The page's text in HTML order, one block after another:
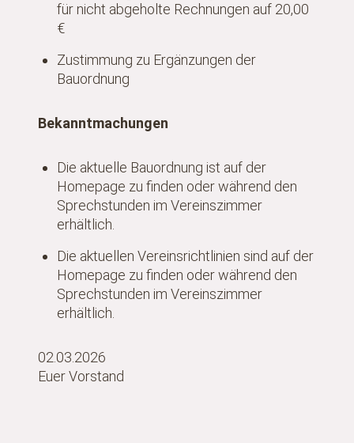
für nicht abgeholte Rechnungen auf 20,00
€
Zustimmung zu Ergänzungen der
Bauordnung
Bekanntmachungen
Die aktuelle Bauordnung ist auf der
Homepage zu finden oder während den
Sprechstunden im Vereinszimmer
erhältlich.
Die aktuellen Vereinsrichtlinien sind auf der
Homepage zu finden oder während den
Sprechstunden im Vereinszimmer
erhältlich.
02.03.2026
Euer Vorstand